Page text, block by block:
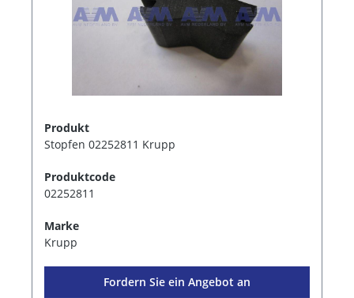
Produkt
Stopfen 02252811 Krupp
Produktcode
02252811
Marke
Krupp
Fordern Sie ein Angebot an